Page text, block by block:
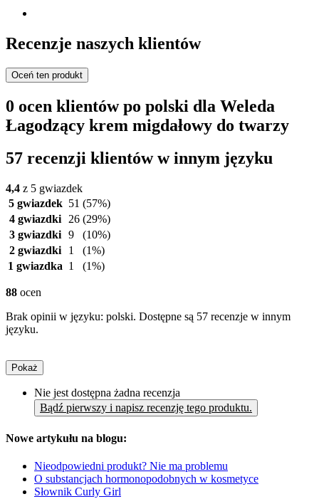
Recenzje naszych klientów
Oceń ten produkt
0 ocen klientów po polski dla Weleda
Łagodzący krem migdałowy do twarzy
57 recenzji klientów w innym języku
4,4 z 5 gwiazdek
5 gwiazdek 51 (57%)
4 gwiazdki
26 (29%)
3 gwiazdki 9
(10%)
2 gwiazdki
1
(1%)
1 gwiazdka 1 (1%)
88 ocen
Brak opinii w języku: polski. Dostępne są 57 recenzje w innym
języku.
Pokaż
Nie jest dostępna żadna recenzja
Bądź pierwszy i napisz recenzję tego produktu.
Nowe artykułu na blogu:
Nieodpowiedni produkt? Nie ma problemu
O substancjach hormonopodobnych w kosmetyce
Słownik Curly Girl